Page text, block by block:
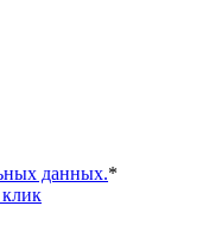
данных.*